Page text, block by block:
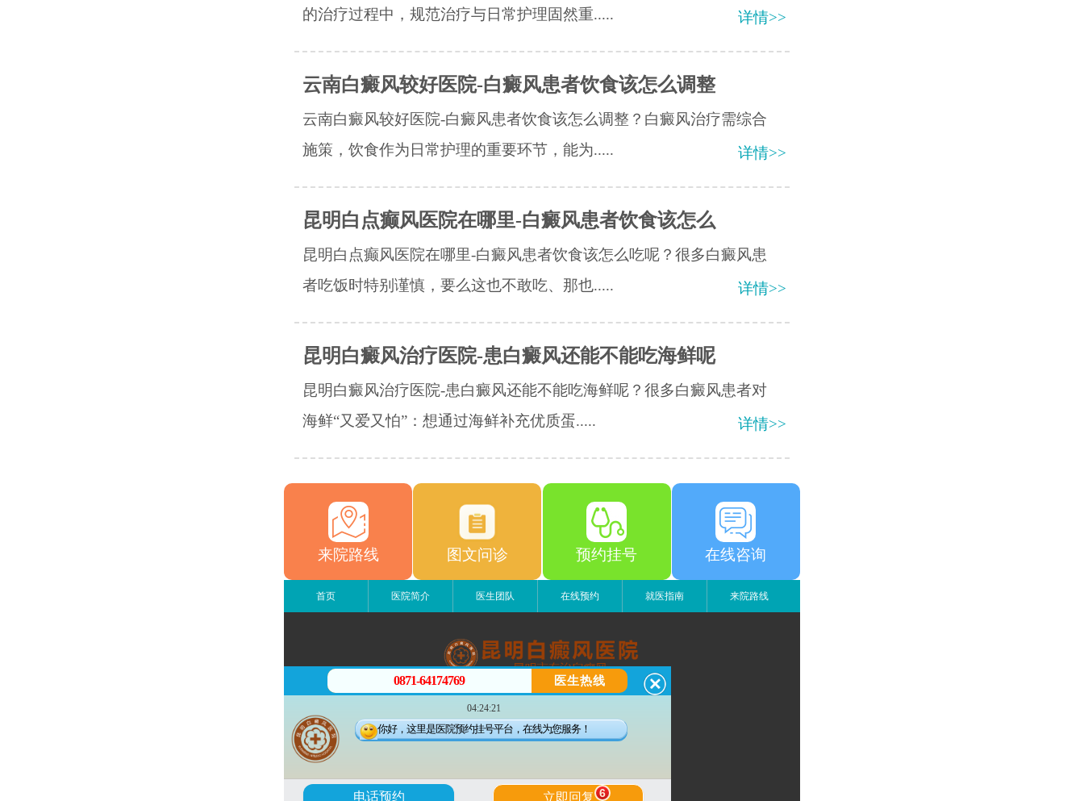
的治疗过程中，规范治疗与日常护理固然重.....
详情>>
云南白癜风较好医院-白癜风患者饮食该怎么调整
云南白癜风较好医院-白癜风患者饮食该怎么调整？白癜风治疗需综合
施策，饮食作为日常护理的重要环节，能为.....
详情>>
昆明白点癫风医院在哪里-白癜风患者饮食该怎么
昆明白点癫风医院在哪里-白癜风患者饮食该怎么吃呢？很多白癜风患
者吃饭时特别谨慎，要么这也不敢吃、那也.....
详情>>
昆明白癜风治疗医院-患白癜风还能不能吃海鲜呢
昆明白癜风治疗医院-患白癜风还能不能吃海鲜呢？很多白癜风患者对
海鲜“又爱又怕”：想通过海鲜补充优质蛋.....
详情>>
来院路线 图文问诊 预约挂号 在线咨询
首页 医院简介 医生团队 在线预约 就医指南 来院路线
昆明白癜风医院
昆明市五华区护国路2号
版权所有：昆明白癜风医院
联系电话：0871-64174769
0871-64174769 医生热线
04:24:21
你好，这里是医院预约挂号平台，在线为您服务！
电话预约 立即回复 6